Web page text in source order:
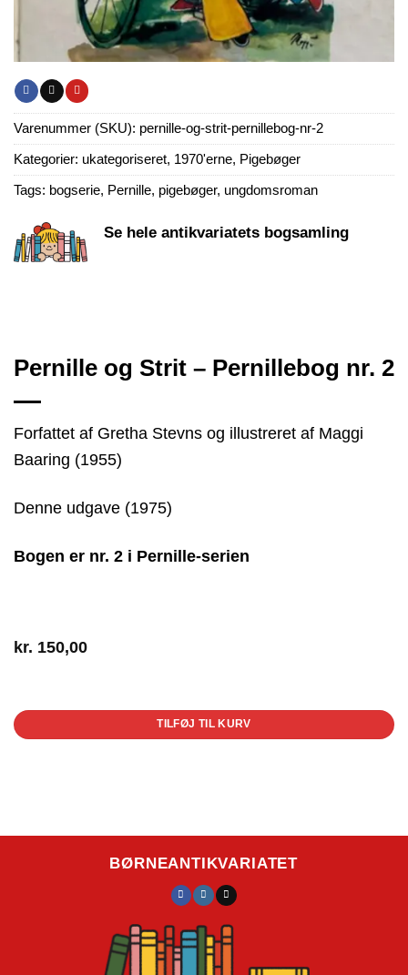
Varenummer (SKU): pernille-og-strit-pernillebog-nr-2
Kategorier: ukategoriseret, 1970'erne, Pigebøger
Tags: bogserie, Pernille, pigebøger, ungdomsroman
Se hele antikvariatets bogsamling
Pernille og Strit – Pernillebog nr. 2
Forfattet af Gretha Stevns og illustreret af Maggi
Baaring (1955)
Denne udgave (1975)
Bogen er nr. 2 i Pernille-serien
kr. 150,00
TILFØJ TIL KURV
BØRNEANTIKVARIATET